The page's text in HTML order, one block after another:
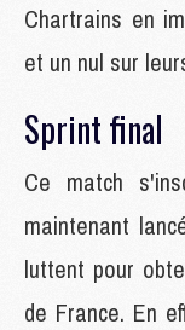
Chartrains en
et un nul sur
Sprint final
Ce match
maintenant
luttent pour
de France. En